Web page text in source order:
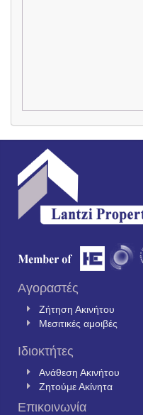
Αγοραστές
Ζήτηση Ακινήτου
Μεσιτικές αμοιβές
Ιδιοκτήτες
Ανάθεση Ακινήτου
Ζητούμε Ακίνητα
Επικοινωνία